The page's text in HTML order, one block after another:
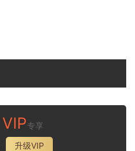
VIP专享
升级VIP